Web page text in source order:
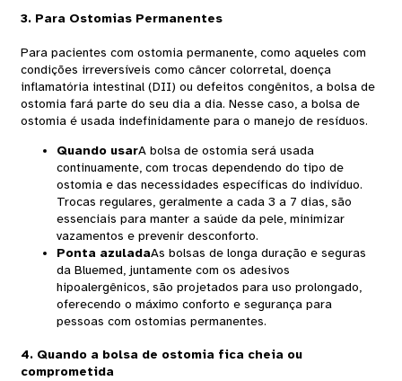
3. Para Ostomias Permanentes
Para pacientes com ostomia permanente, como aqueles com
condições irreversíveis como câncer colorretal, doença
inflamatória intestinal (DII) ou defeitos congênitos, a bolsa de
ostomia fará parte do seu dia a dia. Nesse caso, a bolsa de
ostomia é usada indefinidamente para o manejo de resíduos.
Quando usarA bolsa de ostomia será usada
continuamente, com trocas dependendo do tipo de
ostomia e das necessidades específicas do indivíduo.
Trocas regulares, geralmente a cada 3 a 7 dias, são
essenciais para manter a saúde da pele, minimizar
vazamentos e prevenir desconforto.
Ponta azuladaAs bolsas de longa duração e seguras
da Bluemed, juntamente com os adesivos
hipoalergênicos, são projetados para uso prolongado,
oferecendo o máximo conforto e segurança para
pessoas com ostomias permanentes.
4. Quando a bolsa de ostomia fica cheia ou
comprometida